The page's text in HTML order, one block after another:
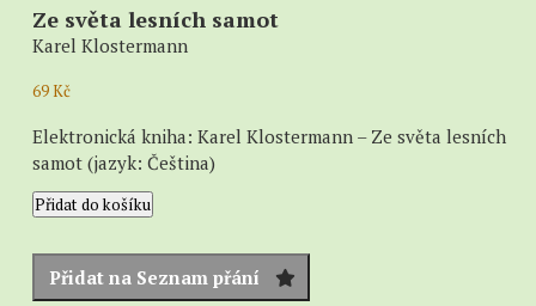
Ze světa lesních samot
Karel Klostermann
69Kč
Elektronická kniha: Karel Klostermann – Ze světa lesních
samot (jazyk: Čeština)
Ze
světa
samot
množství
Přidat do košíku
Přidat na Seznam přání